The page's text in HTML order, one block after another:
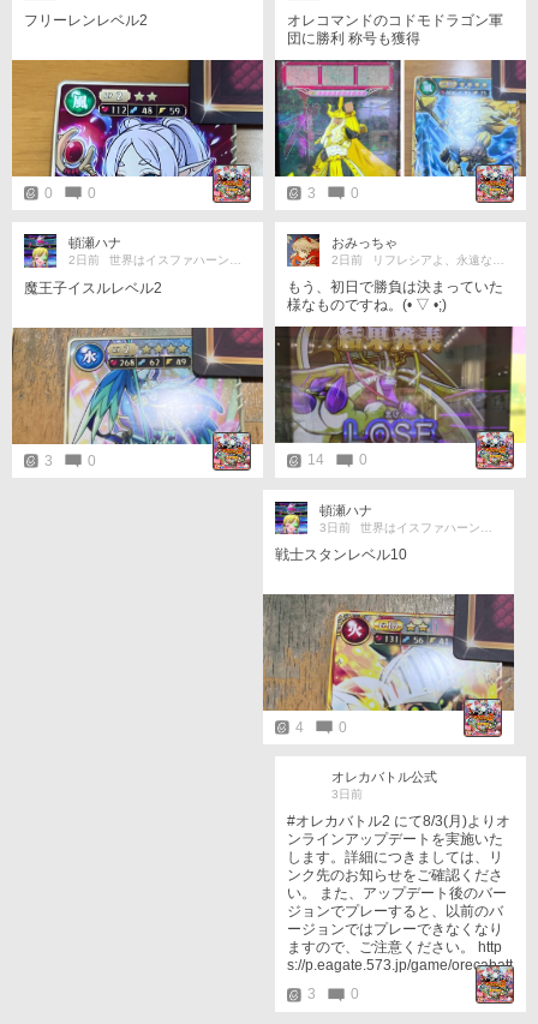
フリーレンレベル2
0 0
オレコマンドのコドモドラゴン軍
団に勝利 称号も獲得
3 0
頓瀬ハナ
2日前 世界はイスファハーンの倍
魔王子イスルレベル2
3 0
おみっちゃ
2日前 リフレシアよ、永遠なれ！
もう、初日で勝負は決まっていた
様なものですね。(⁠•⁠ ⁠▽⁠ ⁠•⁠;⁠)
14 0
頓瀬ハナ
3日前 世界はイスファハーンの倍
戦士スタンレベル10
4 0
オレカバトル公式
3日前
#オレカバトル2 にて8/3(月)よりオ
ンラインアップデートを実施いた
します。詳細につきましては、リ
ンク先のお知らせをご確認くださ
い。 また、アップデート後のバー
ジョンでプレーすると、以前のバ
ージョンではプレーできなくなり
ますので、ご注意ください。 http
s://p.eagate.573.jp/game/orecabatt
3 0